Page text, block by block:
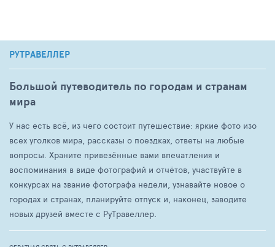
РУТРАВЕЛЛЕР
Большой путеводитель по городам и странам
мира
У нас есть всё, из чего состоит путешествие: яркие фото изо
всех уголков мира, рассказы о поездках, ответы на любые
вопросы. Храните привезённые вами впечатления и
воспоминания в виде фотографий и отчётов, участвуйте в
конкурсах на звание фотографа недели, узнавайте новое о
городах и странах, планируйте отпуск и, наконец, заводите
новых друзей вместе с РуТравеллер.